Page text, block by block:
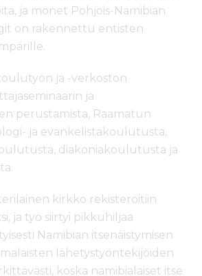
ja monet Pohjois-Namibian
on rakennettu entisten
ja -verkoston
ja
perustamista, Raamatun
ja evankelistakoulutusta,
diakoniakoulutusta ja
kirkko rekisteröitiin
ja työ siirtyi pikkuhiljaa
Namibian itsenäistymisen
lähetystyöntekijöiden
koska namibialaiset itse